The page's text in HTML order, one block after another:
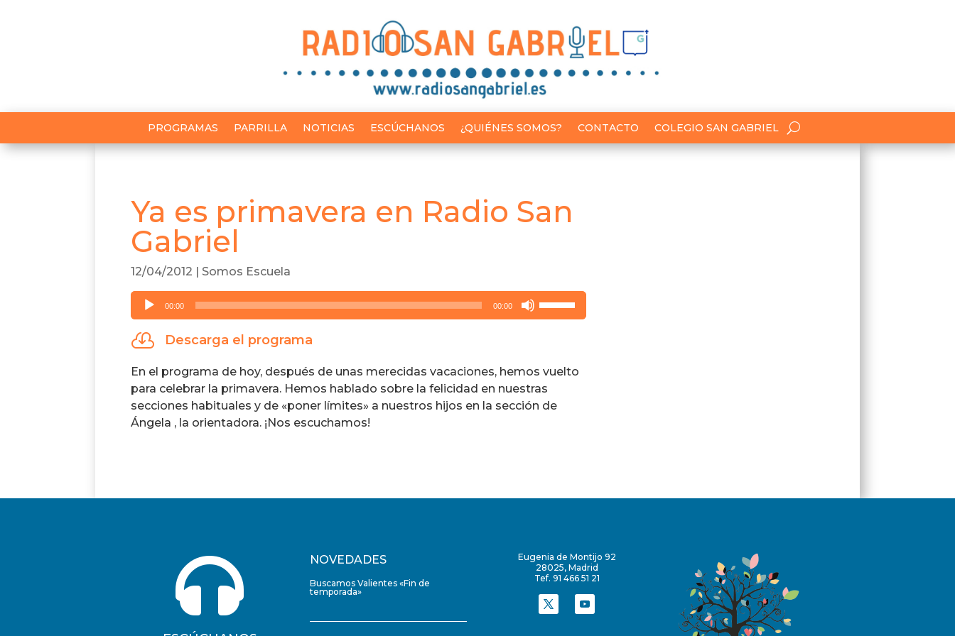
PROGRAMAS PARRILLA NOTICIAS ESCÚCHANOS ¿QUIÉNES SOMOS? CONTACTO COLEGIO SAN GABRIEL
Ya es primavera en Radio San
Gabriel
12/04/2012
Somos Escuela
Reproductor
de
audio
00:00 00:00
flecha
arriba/abajo
para
 Descarga el programa
En el programa de hoy, después de unas merecidas vacaciones, hemos vuelto
para celebrar la primavera. Hemos hablado sobre la felicidad en nuestras
secciones habituales y de «poner límites» a nuestros hijos en la sección de
Ángela , la orientadora. ¡Nos escuchamos!
 NOVEDADES
Buscamos Valientes «Fin de
temporada»
Eugenia de Montijo 92
28025, Madrid
Tef. 91 466 51 21